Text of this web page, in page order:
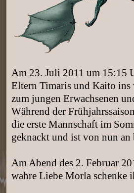
Am 23. Juli 2011 um 15:15
Eltern Timaris und Kaito ins
zum jungen Erwachsenen
Während der
die erste Mannschaft im
geknackt und ist von nun
Am Abend des 2. Februar
wahre Liebe Morla schenke